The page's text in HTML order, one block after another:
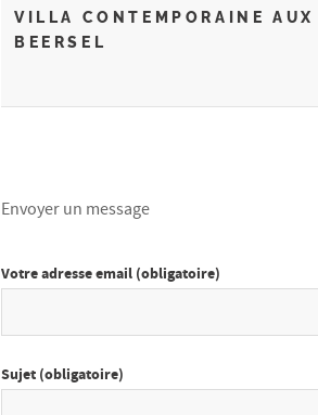
VILLA CONTEMPORAINE
BEERSEL
Envoyer un message
Votre adresse email (obligatoire)
Sujet (obligatoire)